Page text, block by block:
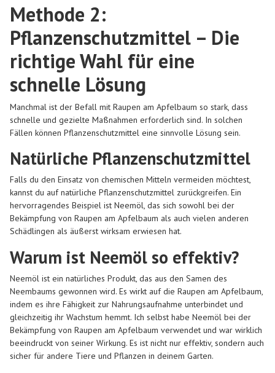
Methode 2:
Pflanzenschutzmittel – Die
richtige Wahl für eine
schnelle Lösung
Manchmal ist der Befall mit Raupen am Apfelbaum so stark, dass
schnelle und gezielte Maßnahmen erforderlich sind. In solchen
Fällen können Pflanzenschutzmittel eine sinnvolle Lösung sein.
Natürliche Pflanzenschutzmittel
Falls du den Einsatz von chemischen Mitteln vermeiden möchtest,
kannst du auf natürliche Pflanzenschutzmittel zurückgreifen. Ein
hervorragendes Beispiel ist Neemöl, das sich sowohl bei der
Bekämpfung von Raupen am Apfelbaum als auch vielen anderen
Schädlingen als äußerst wirksam erwiesen hat.
Warum ist Neemöl so effektiv?
Neemöl ist ein natürliches Produkt, das aus den Samen des
Neembaums gewonnen wird. Es wirkt auf die Raupen am Apfelbaum,
indem es ihre Fähigkeit zur Nahrungsaufnahme unterbindet und
gleichzeitig ihr Wachstum hemmt. Ich selbst habe Neemöl bei der
Bekämpfung von Raupen am Apfelbaum verwendet und war wirklich
beeindruckt von seiner Wirkung. Es ist nicht nur effektiv, sondern auch
sicher für andere Tiere und Pflanzen in deinem Garten.